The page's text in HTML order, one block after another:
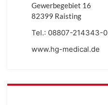
Gewerbegebiet 16
82399 Raisting
Tel.: 08807-214343-0
www.hg-medical.de